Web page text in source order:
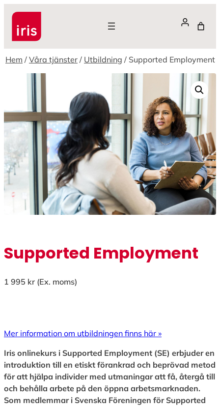
Hoppa
innehåll
Hem / Våra tjänster / Utbildning / Supported Employment
Supported Employment
1 995 kr (Ex. moms)
Mer information om utbildningen finns här »
Iris onlinekurs i Supported Employment (SE) erbjuder en
introduktion till en etiskt förankrad och beprövad metod
för att hjälpa individer med utmaningar att få, återgå till
och behålla arbete på den öppna arbetsmarknaden.
Som medlemmar i Svenska Föreningen för Supported